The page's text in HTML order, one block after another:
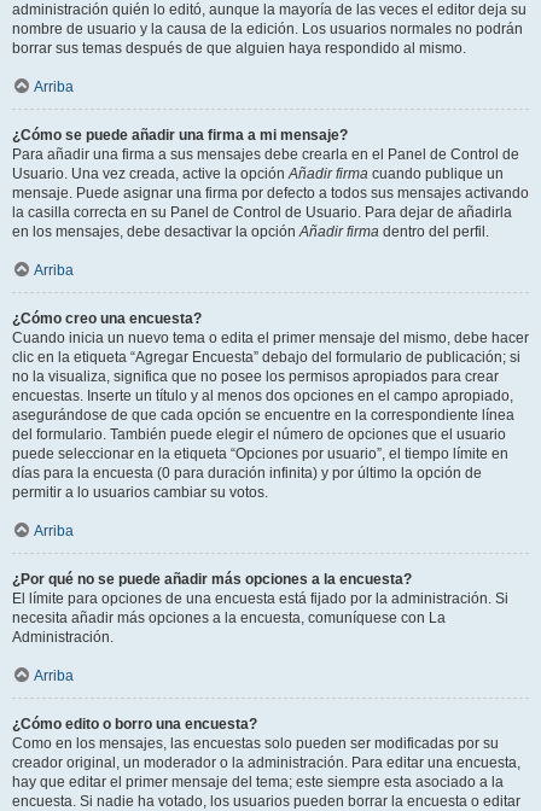
administración quién lo editó, aunque la mayoría de las veces el editor deja su
nombre de usuario y la causa de la edición. Los usuarios normales no podrán
borrar sus temas después de que alguien haya respondido al mismo.
Arriba
¿Cómo se puede añadir una firma a mi mensaje?
Para añadir una firma a sus mensajes debe crearla en el Panel de Control de
Usuario. Una vez creada, active la opciónAñadir firma cuando publique un
mensaje. Puede asignar una firma por defecto a todos sus mensajes activando
la casilla correcta en su Panel de Control de Usuario. Para dejar de añadirla
en los mensajes, debe desactivar la opciónAñadir firma dentro del perfil.
Arriba
¿Cómo creo una encuesta?
Cuando inicia un nuevo tema o edita el primer mensaje del mismo, debe hacer
clic en la etiqueta “Agregar Encuesta” debajo del formulario de publicación; si
no la visualiza, significa que no posee los permisos apropiados para crear
encuestas. Inserte un título y al menos dos opciones en el campo apropiado,
asegurándose de que cada opción se encuentre en la correspondiente línea
del formulario. También puede elegir el número de opciones que el usuario
puede seleccionar en la etiqueta “Opciones por usuario”, el tiempo límite en
días para la encuesta (0 para duración infinita) y por último la opción de
permitir a lo usuarios cambiar su votos.
Arriba
¿Por qué no se puede añadir más opciones a la encuesta?
El límite para opciones de una encuesta está fijado por la administración. Si
necesita añadir más opciones a la encuesta, comuníquese con La
Administración.
Arriba
¿Cómo edito o borro una encuesta?
Como en los mensajes, las encuestas solo pueden ser modificadas por su
creador original, un moderador o la administración. Para editar una encuesta,
hay que editar el primer mensaje del tema; este siempre esta asociado a la
encuesta. Si nadie ha votado, los usuarios pueden borrar la encuesta o editar